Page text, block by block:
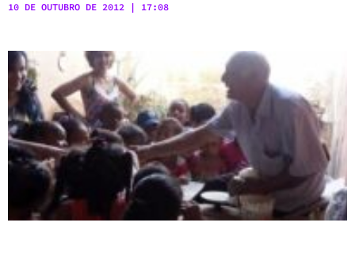
10 DE OUTUBRO DE 2012 17:08